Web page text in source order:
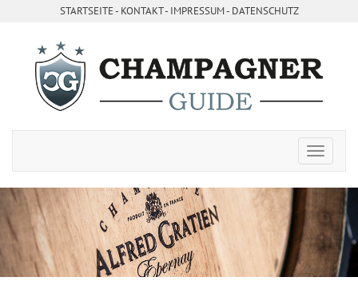
STARTSEITE- ­ KONTAKT- ­ IMPRESSUM- DATENSCHUTZ